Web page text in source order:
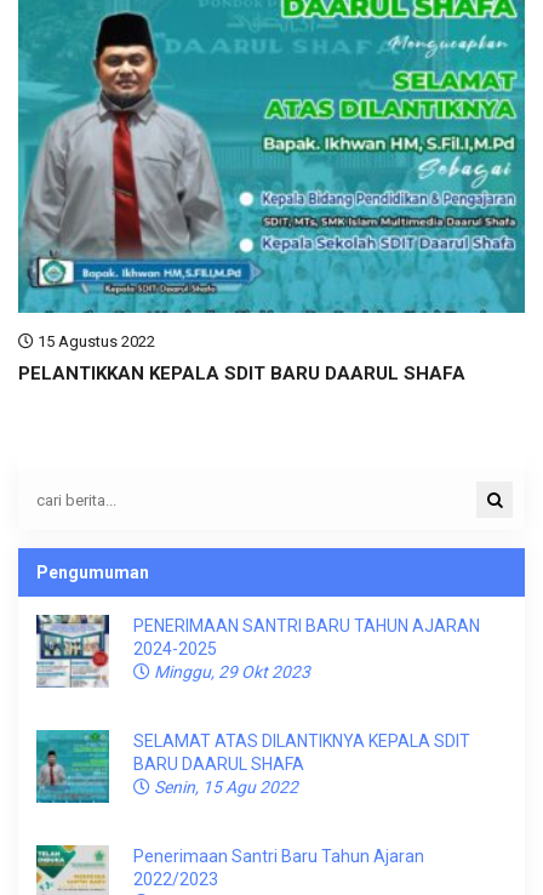
15 Agustus 2022
PELANTIKKAN KEPALA SDIT BARU DAARUL SHAFA
Pengumuman
PENERIMAAN SANTRI BARU TAHUN AJARAN
2024-2025
Minggu, 29 Okt 2023
SELAMAT ATAS DILANTIKNYA KEPALA SDIT
BARU DAARUL SHAFA
Senin, 15 Agu 2022
Penerimaan Santri Baru Tahun Ajaran
2022/2023